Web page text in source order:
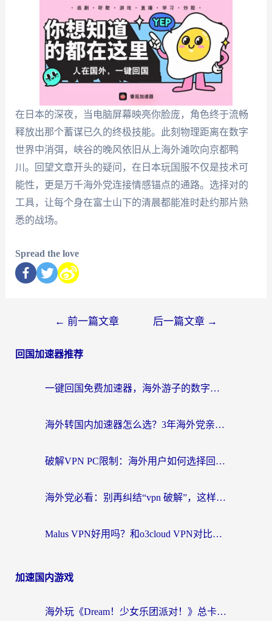
在日本的深夜，当电脑屏幕映亮你脸庞，角色终于流畅
释放出那个蓄谋已久的终极技能。此刻物理距离在数字
世界中消弭，峡谷的晚风依旧从上海外滩吹向京都鸭
川。回望文章开头的疑问，在日本玩国服不仅是技术可
能性，更是万千海外党连接情感锚点的通路。选择对的
工具，让每个身在富士山下的清晨都能准时赴约那片熟
悉的战场。
Spread the love
← 前一篇文章 后一篇文章 →
回国加速器推荐
一键回国免费加速器，海外游子的数字归乡路
海外转国内加速器怎么选？3年海外党亲测指南，无缝刷剧玩游戏不再难
破解VPN PC限制：海外用户如何选择回国加速器实现无缝访问国内资源
海外党必看：别再纠结“vpn 破解”，这样选回国加速器才能真正无缝访问国内资源
Malus VPN好用吗？和o3cloud VPN对比哪个回国效果更好？
加速国内游戏
海外玩《Dream！少女乐团派对！》总卡顿？加速器到底能不能用？一篇指南解决你的国服游戏难题